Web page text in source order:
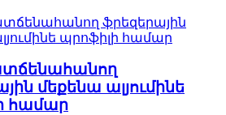
մեքենա ալյումինե
համար